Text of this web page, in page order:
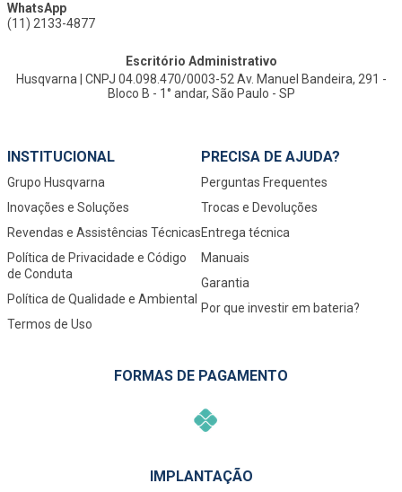
WhatsApp
(11) 2133-4877
Escritório Administrativo
Husqvarna | CNPJ 04.098.470/0003-52 Av. Manuel Bandeira, 291 -
Bloco B - 1° andar, São Paulo - SP
INSTITUCIONAL
Grupo Husqvarna
Inovações e Soluções
Revendas e Assistências Técnicas
Política de Privacidade e Código
de Conduta
Política de Qualidade e Ambiental
Termos de Uso
PRECISA DE AJUDA?
Perguntas Frequentes
Trocas e Devoluções
Entrega técnica
Manuais
Garantia
Por que investir em bateria?
FORMAS DE PAGAMENTO
IMPLANTAÇÃO